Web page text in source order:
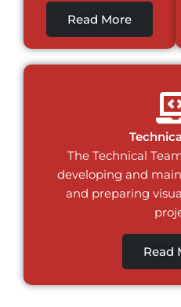
Read More
The Technical
developing and
and preparing
Read